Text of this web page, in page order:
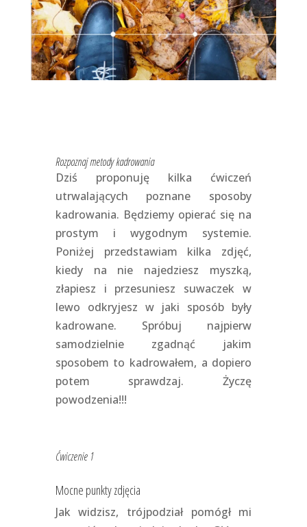
Rozpoznaj metody kadrowania
Dziś proponuję kilka ćwiczeń
utrwalających poznane sposoby
kadrowania. Będziemy opierać się na
prostym i wygodnym systemie.
Poniżej przedstawiam kilka zdjęć,
kiedy na nie najedziesz myszką,
złapiesz i przesuniesz suwaczek w
lewo odkryjesz w jaki sposób były
kadrowane. Spróbuj najpierw
samodzielnie zgadnąć jakim
sposobem to kadrowałem, a dopiero
potem sprawdzaj. Życzę
powodzenia!!!
Ćwiczenie 1
Mocne punkty zdjęcia
Jak widzisz, trójpodział pomógł mi